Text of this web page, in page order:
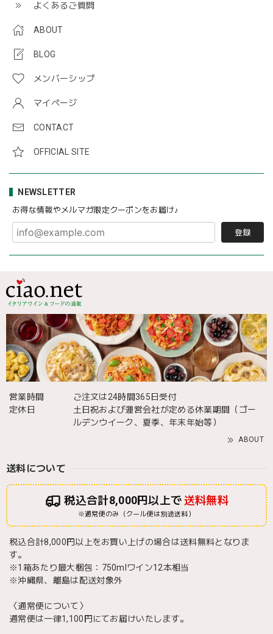
よくあるご質問
ABOUT
BLOG
メンバーシップ
マイページ
CONTACT
OFFICIAL SITE
NEWSLETTER
お得な情報やメルマガ限定クーポンをお届け♪
登録
営業時間
ご注文は24時間365日受付
定休日
土日祝および運営会社が定める休業期間（ゴー
ルデンウイーク、夏季、年末年始等）
ABOUT
送料について
税込合計8,000円以上で送料無料
※通常便のみ（クール便は別途送料）
税込合計8,000円以上をお買い上げの場合は送料無料となりま
す。
※1箱あたり最大梱包：750mlワイン12本相当
※沖縄県、離島は配送対象外
〈通常便について〉
通常便は一律1,100円にてお届けいたします。